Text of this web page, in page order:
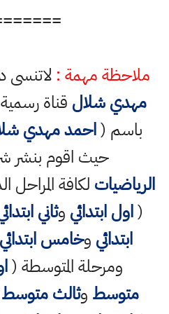
ملاحظة مهمة : لاتنسى
مهدي شلال قناة
باسم (احمد مهدي
حيث اقوم بنشر
الرياضيات لكافة المراحل
(اول ابتدائي وثاني
ابتدائي وخامس ابتدائي
ومرحلة المتوسطة (
متوسط وثالث متوسط